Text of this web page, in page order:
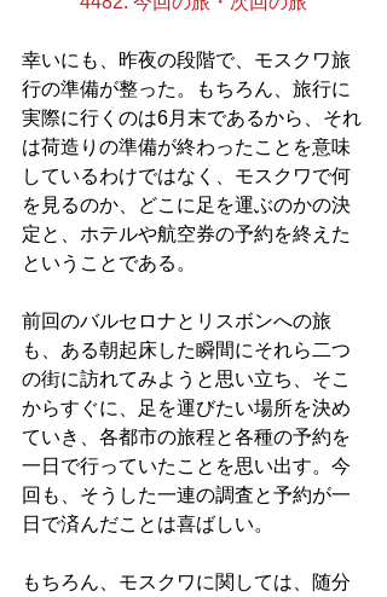
幸いにも、昨夜の段階で、モスクワ旅
行の準備が整った。もちろん、旅行に
実際に行くのは6月末であるから、それ
は荷造りの準備が終わったことを意味
しているわけではなく、モスクワで何
を見るのか、どこに足を運ぶのかの決
定と、ホテルや航空券の予約を終えた
ということである。
前回のバルセロナとリスボンへの旅
も、ある朝起床した瞬間にそれら二つ
の街に訪れてみようと思い立ち、そこ
からすぐに、足を運びたい場所を決め
ていき、各都市の旅程と各種の予約を
一日で行っていたことを思い出す。今
回も、そうした一連の調査と予約が一
日で済んだことは喜ばしい。
もちろん、モスクワに関しては、随分